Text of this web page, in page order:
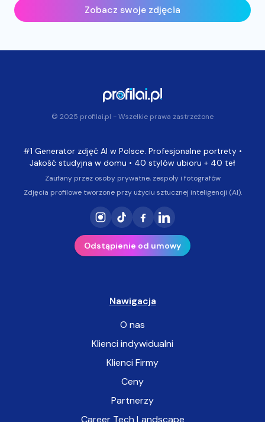
Zobacz swoje zdjęcia
© 2025 profilai.pl - Wszelkie prawa zastrzeżone
#1 Generator zdjęć AI w Polsce. Profesjonalne portrety •
Jakość studyjna w domu • 40 stylów ubioru + 40 teł
Zaufany przez osoby prywatne, zespoły i fotografów
Zdjęcia profilowe tworzone przy użyciu sztucznej inteligencji (AI).
Odstąpienie od umowy
Nawigacja
O nas
Klienci indywidualni
Klienci Firmy
Ceny
Partnerzy
Career Tech Landscape